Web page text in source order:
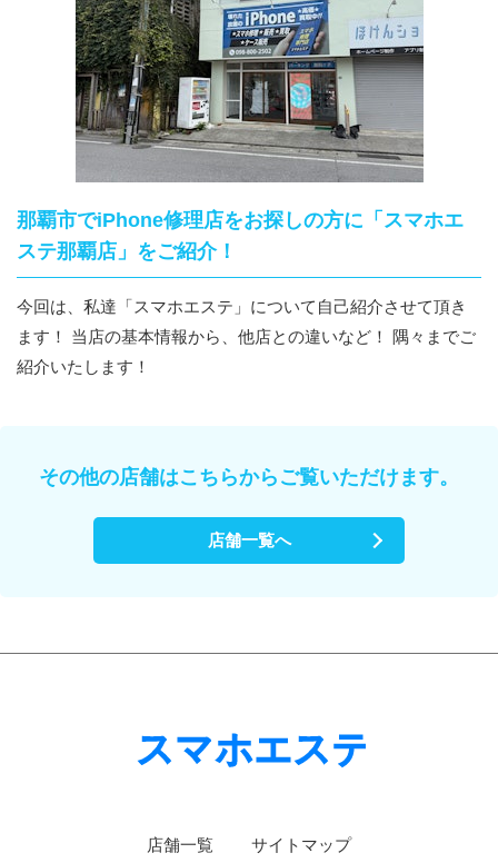
那覇市でiPhone修理店をお探しの方に「スマホエ
ステ那覇店」をご紹介！
今回は、私達「スマホエステ」について自己紹介させて頂き
ます！ 当店の基本情報から、他店との違いなど！ 隅々までご
紹介いたします！
その他の店舗はこちらからご覧いただけます。
店舗一覧へ
店舗一覧 サイトマップ